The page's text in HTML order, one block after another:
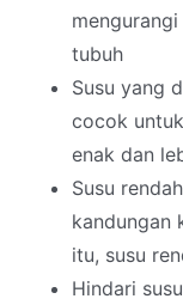
tubuh
Susu yang
cocok
enak dan
Susu
kandungan
itu, susu
Hindari